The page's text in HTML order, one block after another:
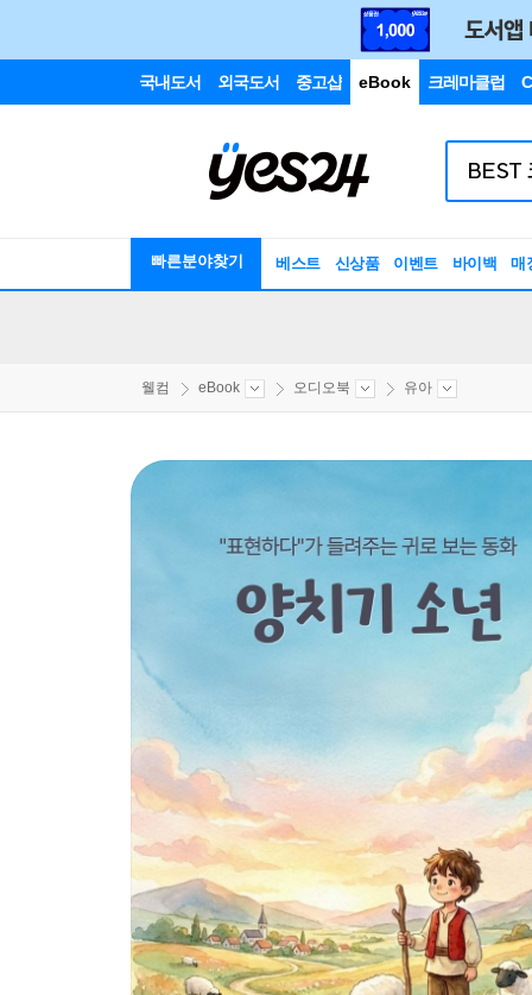
국내도서 외국도서 중고샵 eBook 크레마클럽
빠른분야찾기 베스트 신상품 이벤트 바이백 매
웰컴 eBook 오디오북 유아